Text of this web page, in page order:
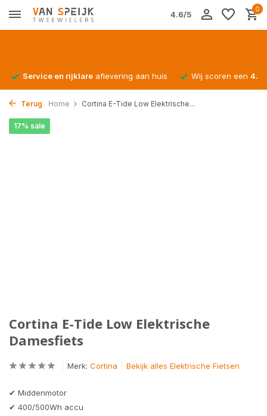
4.6/5
0
Service en rijklare aflevering aan huis Wij scoren een
Terug Home Cortina E-Tide Low Elektrische...
Cortina E-Tide Low Elektrische
Damesfiets
17% sale
Merk: Cortina Bekijk alles Elektrische Fietsen
✔ Middenmotor
✔ 400/500Wh accu